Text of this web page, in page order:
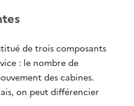
de trois composants
: le nombre de
des cabines.
on peut différencier